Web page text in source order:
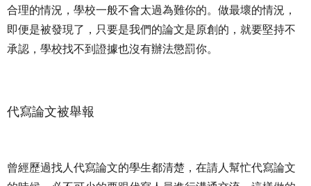
合理的情況，學校一般不會太過為難你的。做最壞的情況，
即便是被發現了，只要是我們的論文是原創的，就要堅持不
承認，學校找不到證據也沒有辦法懲罰你。
代寫論文被舉報
曾經歷過找人代寫論文的學生都清楚，在請人幫忙代寫論文